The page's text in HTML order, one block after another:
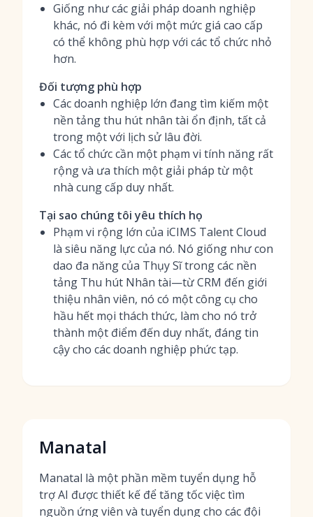
Giống như các giải pháp doanh nghiệp
khác, nó đi kèm với một mức giá cao cấp
có thể không phù hợp với các tổ chức nhỏ
hơn.
Đối tượng phù hợp
Các doanh nghiệp lớn đang tìm kiếm một
nền tảng thu hút nhân tài ổn định, tất cả
trong một với lịch sử lâu đời.
Các tổ chức cần một phạm vi tính năng rất
rộng và ưa thích một giải pháp từ một
nhà cung cấp duy nhất.
Tại sao chúng tôi yêu thích họ
Phạm vi rộng lớn của iCIMS Talent Cloud
là siêu năng lực của nó. Nó giống như con
dao đa năng của Thụy Sĩ trong các nền
tảng Thu hút Nhân tài—từ CRM đến giới
thiệu nhân viên, nó có một công cụ cho
hầu hết mọi thách thức, làm cho nó trở
thành một điểm đến duy nhất, đáng tin
cậy cho các doanh nghiệp phức tạp.
Manatal
Manatal là một phần mềm tuyển dụng hỗ
trợ AI được thiết kế để tăng tốc việc tìm
nguồn ứng viên và tuyển dụng cho các đội